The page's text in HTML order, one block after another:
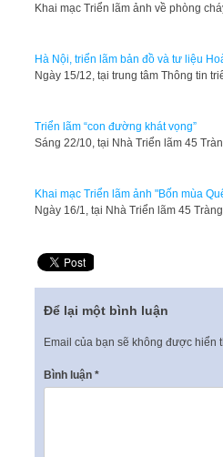
Khai mạc Triển lãm ảnh về phòng
Hà Nội, triển lãm bản đồ và tư liệu
​Ngày 15/12, tại trung tâm Thông tin
Triển lãm “con đường khát vọng”
Sáng 22/10, tại Nhà Triển lãm 45
Khai mạc Triển lãm ảnh "Bốn mùa
Ngày 16/1, tại Nhà Triển lãm 45
Để lại một bình luận
Email của bạn sẽ không được hiển
Bình luận *